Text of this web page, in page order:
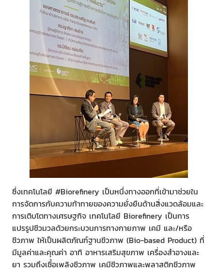
ซึ่งเทคโนโลยี #Biorefinery เป็นหนึ่งทางออกที่เข้ามาช่วยใน
การจัดการกับความท้าทายของความยั่งยืนด้านสิ่งแวดล้อมและ
การเติบโตทางเศรษฐกิจ เทคโนโลยี Biorefinery เป็นการ
แปรรูปชีวมวลด้วยกระบวนการทางกายภาพ เคมี และ/หรือ
ชีวภาพ ให้เป็นผลิตภัณฑ์ฐานชีวภาพ (Bio-based Product) ที่
มีมูลค่าและคุณค่า อาทิ อาหารเสริมสุขภาพ เครื่องสำอางและ
ยา รวมถึงเชื้อเพลิงชีวภาพ เคมีชีวภาพและพลาสติกชีวภาพ